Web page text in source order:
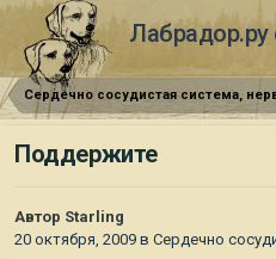
Лабрадор.ру
Сердечно сосудистая система,
Поддержите
Автор Starling
20 октября, 2009 в Сердечно